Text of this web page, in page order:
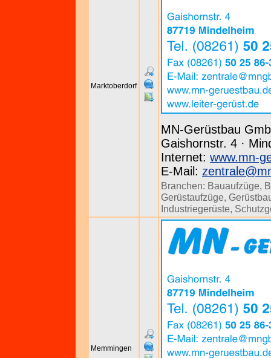
Marktoberdorf
MN-Gerüstbau
Gaishornstr. 4 ·
Internet: www.mn-
E-Mail:
Branchen: Bauaufzüge,
Gerüstaufzüge,
Industriegerüste,
Memmingen